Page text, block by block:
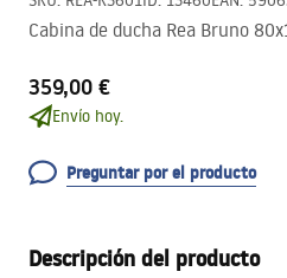
Cabina de ducha Rea Bruno
359,00 €
Envío hoy.
Preguntar por el producto
Descripción del producto